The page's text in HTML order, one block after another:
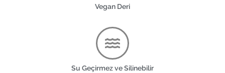
Vegan Deri
Su Geçirmez ve Silinebilir